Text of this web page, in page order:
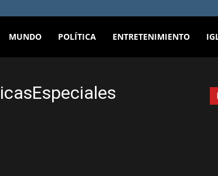
MUNDO POLÍTICA ENTRETENIMIENTO